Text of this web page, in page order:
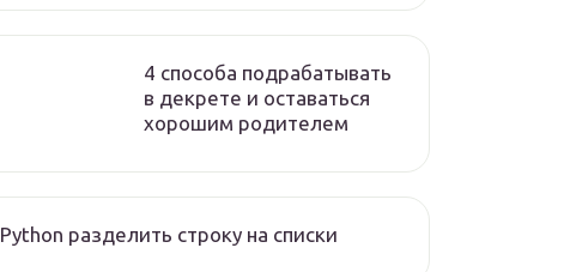
4 способа подрабатывать
в декрете и оставаться
хорошим родителем
Python разделить строку на списки